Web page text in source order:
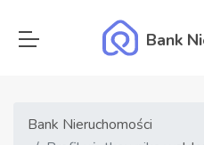
Bank
Bank Nieruchomości